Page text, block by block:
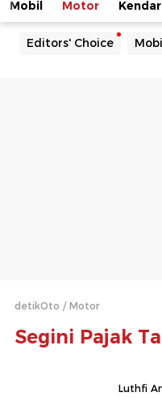
Mobil Motor
Editors' Choice
detikOto Motor
Segini Pajak
Luthfi